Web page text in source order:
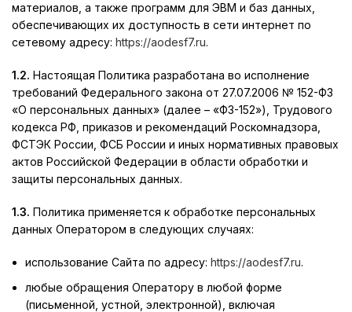
материалов, а также программ для ЭВМ и баз данных,
обеспечивающих их доступность в сети интернет по
сетевому адресу: https://aodesf7.ru.
1.2. Настоящая Политика разработана во исполнение
требований Федерального закона от 27.07.2006 № 152-ФЗ
«О персональных данных» (далее – «ФЗ-152»), Трудового
кодекса РФ, приказов и рекомендаций Роскомнадзора,
ФСТЭК России, ФСБ России и иных нормативных правовых
актов Российской Федерации в области обработки и
защиты персональных данных.
1.3. Политика применяется к обработке персональных
данных Оператором в следующих случаях:
использование Сайта по адресу: https://aodesf7.ru.
любые обращения Оператору в любой форме
(письменной, устной, электронной), включая